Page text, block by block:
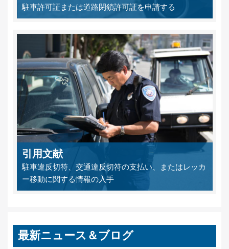
駐車許可証または道路閉鎖許可証を申請する
引用文献
駐車違反切符、交通違反切符の支払い、またはレッカ
ー移動に関する情報の入手
最新ニュース＆ブログ